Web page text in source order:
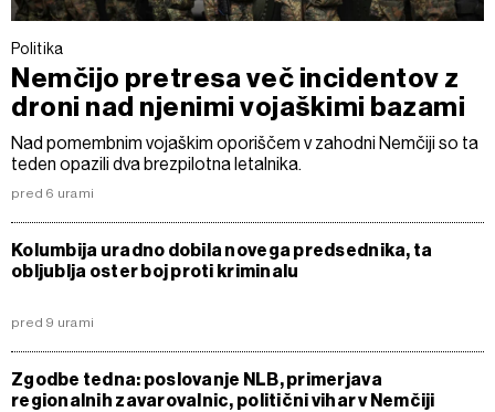
Politika
Nemčijo pretresa več incidentov z
droni nad njenimi vojaškimi bazami
Nad pomembnim vojaškim oporiščem v zahodni Nemčiji so ta
teden opazili dva brezpilotna letalnika.
pred 6 urami
Kolumbija uradno dobila novega predsednika, ta
obljublja oster boj proti kriminalu
pred 9 urami
Zgodbe tedna: poslovanje NLB, primerjava
regionalnih zavarovalnic, politični vihar v Nemčiji